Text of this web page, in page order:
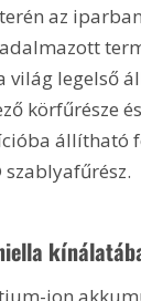
az
világ legelső
körfűrésze
állítható